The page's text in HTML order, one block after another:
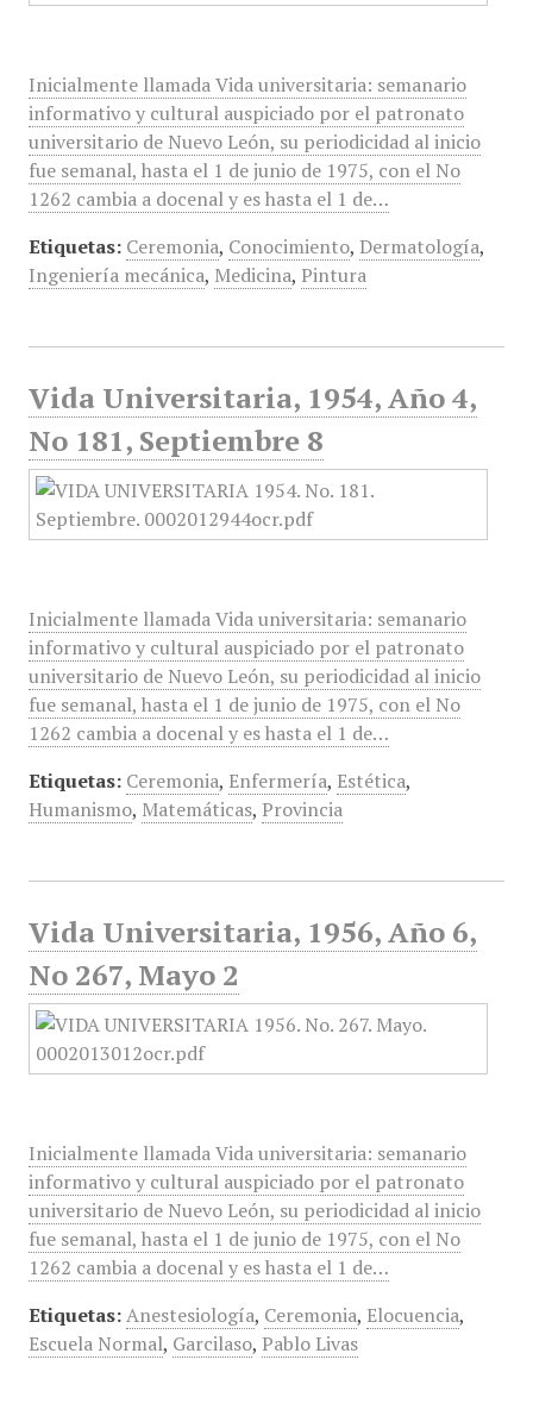
Inicialmente llamada Vida universitaria: semanario
informativo y cultural auspiciado por el patronato
universitario de Nuevo León, su periodicidad al inicio
fue semanal, hasta el 1 de junio de 1975, con el No
1262 cambia a docenal y es hasta el 1 de…
Etiquetas: Ceremonia, Conocimiento, Dermatología,
Ingeniería mecánica, Medicina, Pintura
Vida Universitaria, 1954, Año 4,
No 181, Septiembre 8
Inicialmente llamada Vida universitaria: semanario
informativo y cultural auspiciado por el patronato
universitario de Nuevo León, su periodicidad al inicio
fue semanal, hasta el 1 de junio de 1975, con el No
1262 cambia a docenal y es hasta el 1 de…
Etiquetas: Ceremonia, Enfermería, Estética,
Humanismo, Matemáticas, Provincia
Vida Universitaria, 1956, Año 6,
No 267, Mayo 2
Inicialmente llamada Vida universitaria: semanario
informativo y cultural auspiciado por el patronato
universitario de Nuevo León, su periodicidad al inicio
fue semanal, hasta el 1 de junio de 1975, con el No
1262 cambia a docenal y es hasta el 1 de…
Etiquetas: Anestesiología, Ceremonia, Elocuencia,
Escuela Normal, Garcilaso, Pablo Livas